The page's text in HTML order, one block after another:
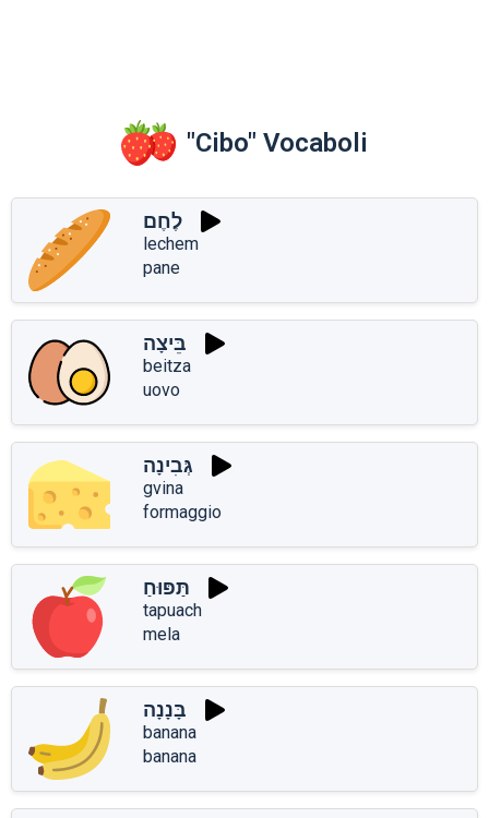
"Cibo" Vocaboli
לֶחֶם
lechem
pane
בֵּיצָה
beitza
uovo
גְּבִינָה
gvina
formaggio
תַּפּוּחַ
tapuach
mela
בָּנָנָה
banana
banana